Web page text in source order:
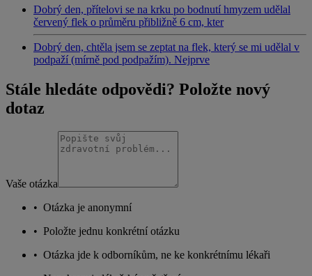
Dobrý den, přítelovi se na krku po bodnutí hmyzem udělal
červený flek o průměru přibližně 6 cm, kter
Dobrý den, chtěla jsem se zeptat na flek, který se mi udělal v
podpaží (mírně pod podpažím). Nejprve
Stále hledáte odpovědi? Položte nový
dotaz
Vaše otázka
• Otázka je anonymní
• Položte jednu konkrétní otázku
• Otázka jde k odborníkům, ne ke konkrétnímu lékaři